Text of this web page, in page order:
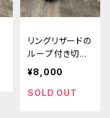
リングリザードの
ループ付き切符
ホルダー
¥8,000
SOLD OUT